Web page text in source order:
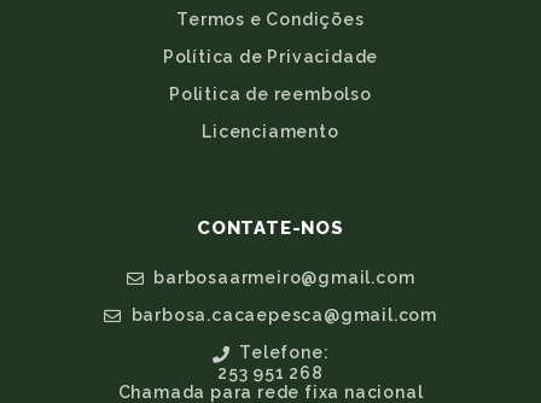
Termos e Condições
Política de Privacidade
Politica de reembolso
Licenciamento
CONTATE-NOS
barbosaarmeiro@gmail.com
barbosa.cacaepesca@gmail.com
Telefone:
253 951 268
Chamada para rede fixa nacional